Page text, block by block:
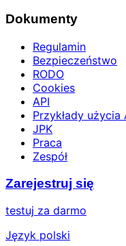
Dokumenty
Regulamin
Bezpieczeństwo
RODO
Cookies
API
Przykłady użycia
JPK
Praca
Zespół
Zarejestruj się
testuj za darmo
Język polski